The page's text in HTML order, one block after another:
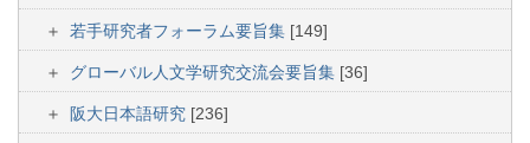
若手研究者フォーラム要旨集 [149]
グローバル人文学研究交流会要旨集 [36]
阪大日本語研究 [236]